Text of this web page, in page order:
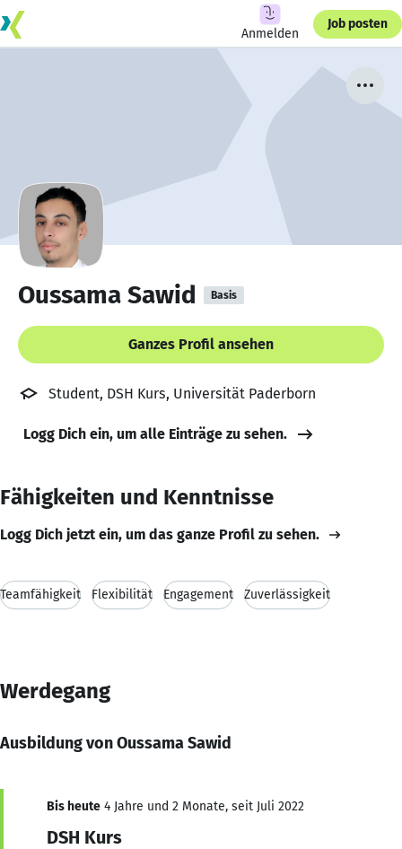
Anmelden
Job posten
Oussama Sawid Basis
Ganzes Profil ansehen
Student, DSH Kurs, Universität Paderborn
Logg Dich ein, um alle Einträge zu sehen.
Fähigkeiten und Kenntnisse
Logg Dich jetzt ein, um das ganze Profil zu sehen.
Teamfähigkeit Flexibilität Engagement Zuverlässigkeit
Werdegang
Ausbildung von Oussama Sawid
Bis heute 4 Jahre und 2 Monate, seit Juli 2022
DSH Kurs